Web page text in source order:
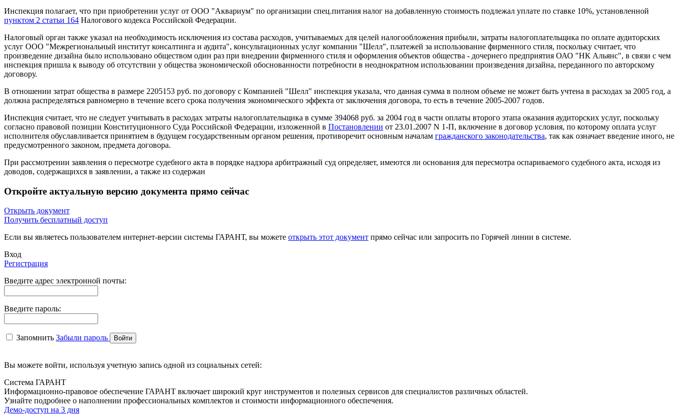
Инспекция полагает, что при приобретении услуг от ООО "Аквариум" по организации спец.питания налог на добавленную стоимость подлежал уплате по ставке 10%, установленной
пунктом 2 статьи 164 Налогового кодекса Российской Федерации.
Налоговый орган также указал на необходимость исключения из состава расходов, учитываемых для целей налогообложения прибыли, затраты налогоплательщика по оплате аудиторских
услуг ООО "Межрегиональный институт консалтинга и аудита", консультационных услуг компании "Шелл", платежей за использование фирменного стиля, поскольку считает, что
произведение дизайна было использовано обществом один раз при внедрении фирменного стиля и оформления объектов общества - дочернего предприятия ОАО "НК Альянс", в связи с чем
инспекция пришла к выводу об отсутствии у общества экономической обоснованности потребности в неоднократном использовании произведения дизайна, переданного по авторскому
договору.
В отношении затрат общества в размере 2205153 руб. по договору с Компанией "Шелл" инспекция указала, что данная сумма в полном объеме не может быть учтена в расходах за 2005 год, а
должна распределяться равномерно в течение всего срока получения экономического эффекта от заключения договора, то есть в течение 2005-2007 годов.
Инспекция считает, что не следует учитывать в расходах затраты налогоплательщика в сумме 394068 руб. за 2004 год в части оплаты второго этапа оказания аудиторских услуг, поскольку
согласно правовой позиции Конституционного Суда Российской Федерации, изложенной в Постановлении от 23.01.2007 N 1-П, включение в договор условия, по которому оплата услуг
исполнителя обуславливается принятием в будущем государственным органом решения, противоречит основным началам гражданского законодательства, так как означает введение иного, не
предусмотренного законом, предмета договора.
При рассмотрении заявления о пересмотре судебного акта в порядке надзора арбитражный суд определяет, имеются ли основания для пересмотра оспариваемого судебного акта, исходя из
доводов, содержащихся в заявлении, а также из содержан
Откройте актуальную версию документа прямо сейчас
Открыть документ
Получить бесплатный доступ
Если вы являетесь пользователем интернет-версии системы ГАРАНТ, вы можете открыть этот документ прямо сейчас или запросить по Горячей линии в системе.
Вход
Регистрация
Введите адрес электронной почты:
Введите пароль:
Запомнить Забыли пароль
Вы можете войти, используя учетную запись одной из социальных сетей:
Система ГАРАНТ
Информационно-правовое обеспечение ГАРАНТ включает широкий круг инструментов и полезных сервисов для специалистов различных областей.
Узнайте подробнее о наполнении профессиональных комплектов и стоимости информационного обеспечения.
Демо-доступ на 3 дня